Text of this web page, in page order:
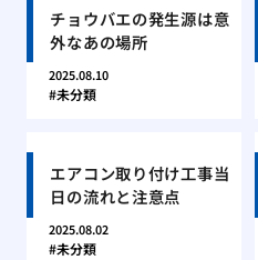
チョウバエの発生源は意
外なあの場所
2025.08.10
未分類
エアコン取り付け工事当
日の流れと注意点
2025.08.02
未分類